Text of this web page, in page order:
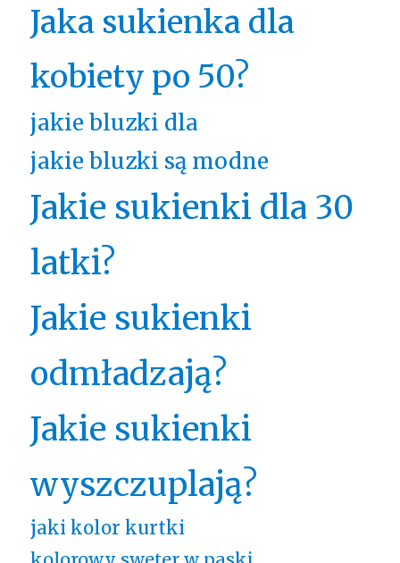
Jaka sukienka dla
kobiety po 50?
jakie bluzki dla
jakie bluzki są modne
Jakie sukienki dla 30
latki?
Jakie sukienki
odmładzają?
Jakie sukienki
wyszczuplają?
jaki kolor kurtki